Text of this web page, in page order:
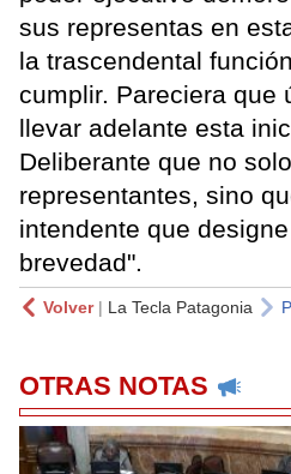
sus representas en
la trascendental
cumplir. Pareciera que
llevar adelante esta
Deliberante que no
representantes, sino
intendente que
brevedad".
Volver| La Tecla Patagonia
OTRAS NOTAS